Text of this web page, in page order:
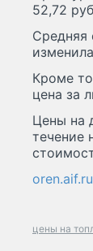
52,72
Средняя
Кроме
цена за
Цены на
течение
oren.aif.ru
цены на